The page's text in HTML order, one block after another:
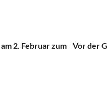
2. Februar zum
Vor der